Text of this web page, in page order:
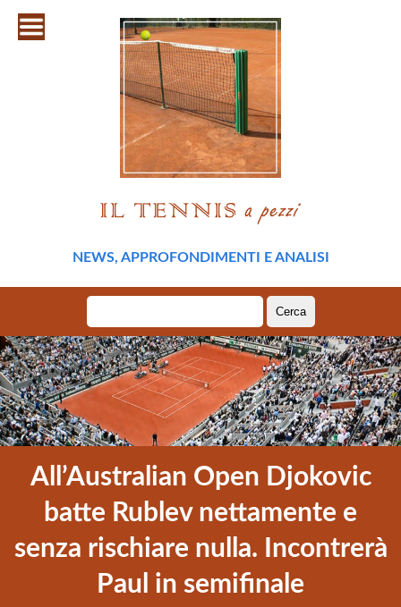
NEWS, APPROFONDIMENTI E ANALISI
per:
All’Australian Open Djokovic
batte Rublev nettamente e
senza rischiare nulla. Incontrerà
Paul in semifinale